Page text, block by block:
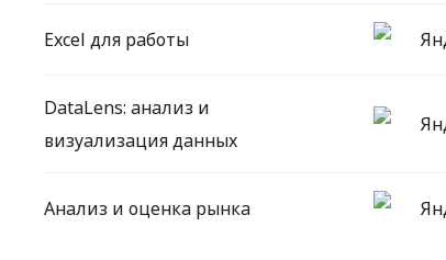
Excel для работы
DataLens: анализ и
визуализация данных
Анализ и оценка рынка